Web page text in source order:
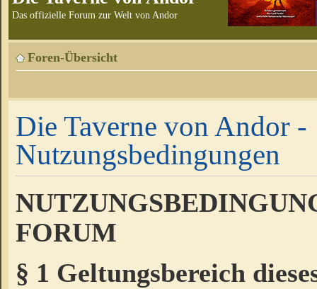
Das offizielle Forum zur Welt von Andor
Foren-Übersicht
Die Taverne von Andor -
Nutzungsbedingungen
FORUM
§ 1 Geltungsbereich